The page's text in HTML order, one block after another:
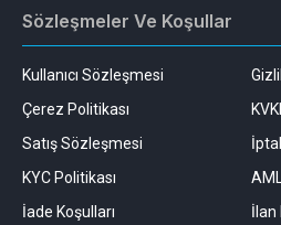
Sözleşmeler Ve Koşullar
Kullanıcı Sözleşmesi
Çerez Politikası
Satış Sözleşmesi
KYC Politikası
İade Koşulları
İlan